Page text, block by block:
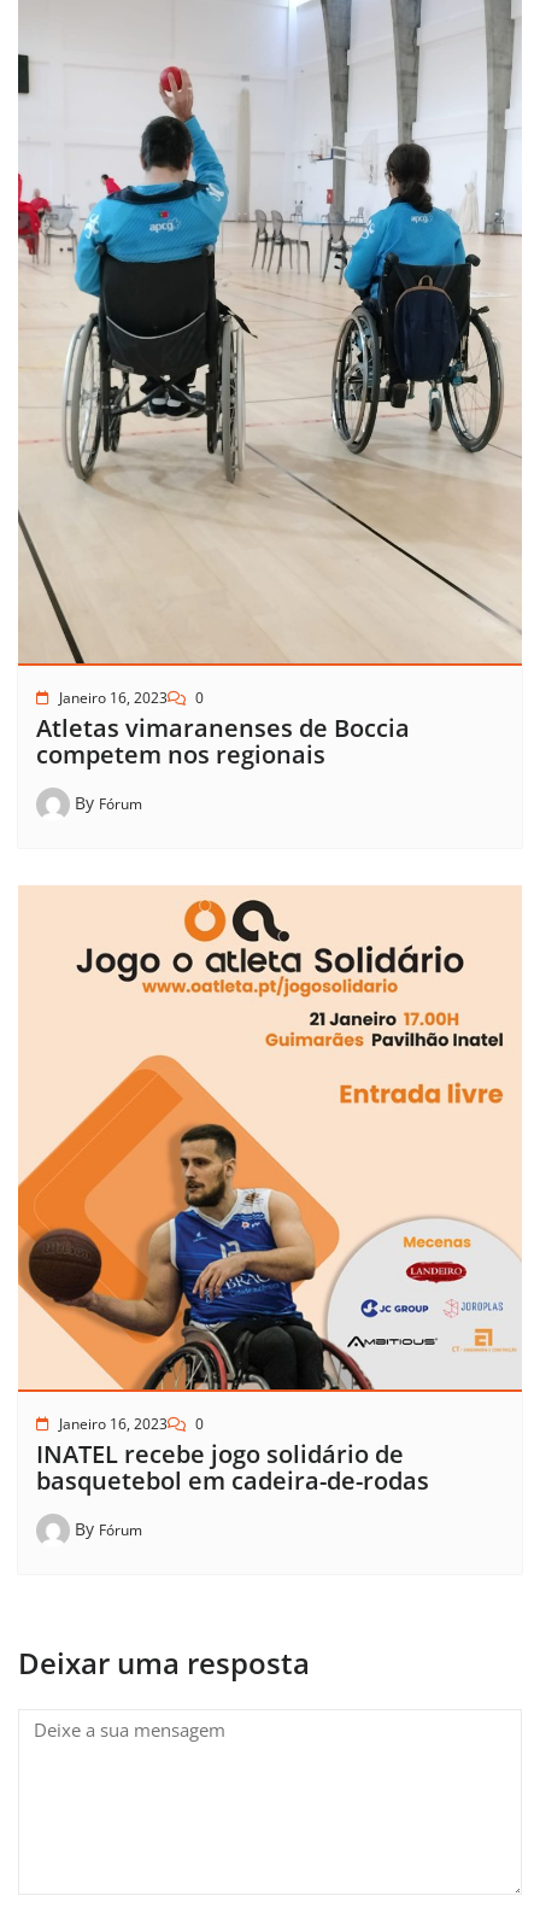
Janeiro 16, 2023 0
Atletas vimaranenses de Boccia
competem nos regionais
By Fórum
Janeiro 16, 2023 0
INATEL recebe jogo solidário de
basquetebol em cadeira-de-rodas
By Fórum
Deixar uma resposta